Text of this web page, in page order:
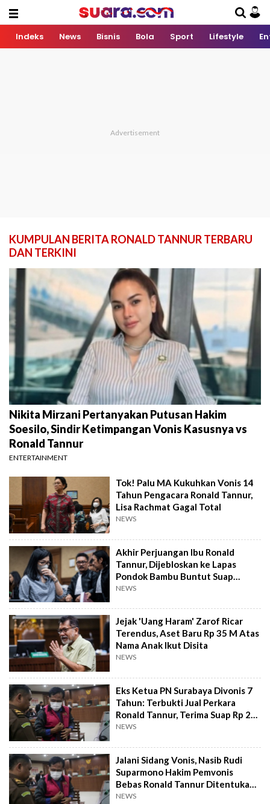
Indeks News Bisnis Bola Sport Lifestyle
KUMPULAN BERITA RONALD TANNUR TERBARU
DAN TERKINI
Nikita Mirzani Pertanyakan Putusan Hakim
Soesilo, Sindir Ketimpangan Vonis Kasusnya vs
Ronald Tannur
ENTERTAINMENT
Tok! Palu MA Kukuhkan Vonis 14
Tahun Pengacara Ronald Tannur,
Lisa Rachmat Gagal Total
NEWS
Akhir Perjuangan Ibu Ronald
Tannur, Dijebloskan ke Lapas
Pondok Bambu Buntut Suap
Hakim
NEWS
Jejak 'Uang Haram' Zarof Ricar
Terendus, Aset Baru Rp 35 M Atas
Nama Anak Ikut Disita
NEWS
Eks Ketua PN Surabaya Divonis 7
Tahun: Terbukti Jual Perkara
Ronald Tannur, Terima Suap Rp 21
Miliar
NEWS
Jalani Sidang Vonis, Nasib Rudi
Suparmono Hakim Pemvonis
Bebas Ronald Tannur Ditentukan
Hari Ini
NEWS